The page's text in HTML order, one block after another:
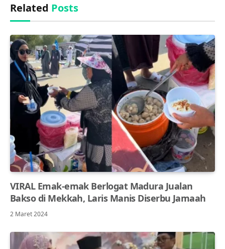
Related Posts
VIRAL Emak-emak Berlogat Madura Jualan
Bakso di Mekkah, Laris Manis Diserbu Jamaah
2 Maret 2024